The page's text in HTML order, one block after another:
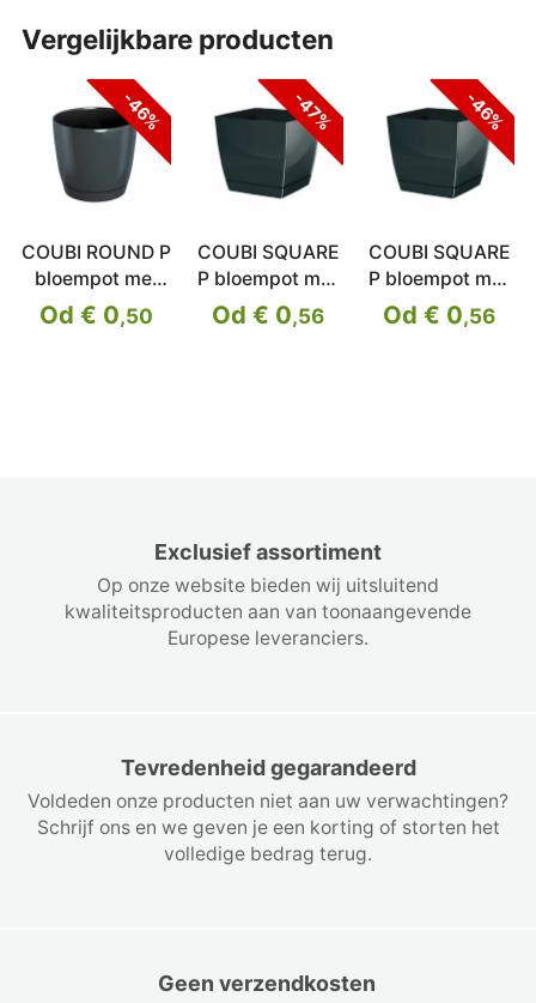
Exclusief assortiment
Op onze website bieden wij uitsluitend
kwaliteitsproducten aan van toonaangevende
Europese leveranciers.
Tevredenheid gegarandeerd
Voldeden onze producten niet aan uw verwachtingen?
Schrijf ons en we geven je een korting of storten het
volledige bedrag terug.
Geen verzendkosten
vergelijkbare producten
-46%
COUBI ROUND P
bloempot met
schaal
Od € 0,50
-47%
COUBI SQUARE
P bloempot met
schaal
Od € 0,56
-46%
COUBI SQUARE
P bloempot met
schaal
Od € 0,56